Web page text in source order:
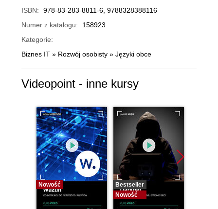
ISBN:
978-83-283-8811-6, 9788328388116
Numer z katalogu:
158923
Kategorie:
Biznes IT » Rozwój osobisty » Języki obce
Videopoint - inne kursy
Nowość
Bestseller
Nowość